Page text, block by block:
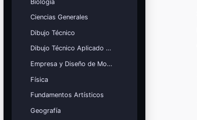
Biología
Ciencias Generales
Dibujo Técnico
Dibujo Técnico Aplicado a las Artes
Empresa y Diseño de Modelos de Negocio
Física
Fundamentos Artísticos
Geografía